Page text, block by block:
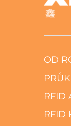
OD
RFID
RFID